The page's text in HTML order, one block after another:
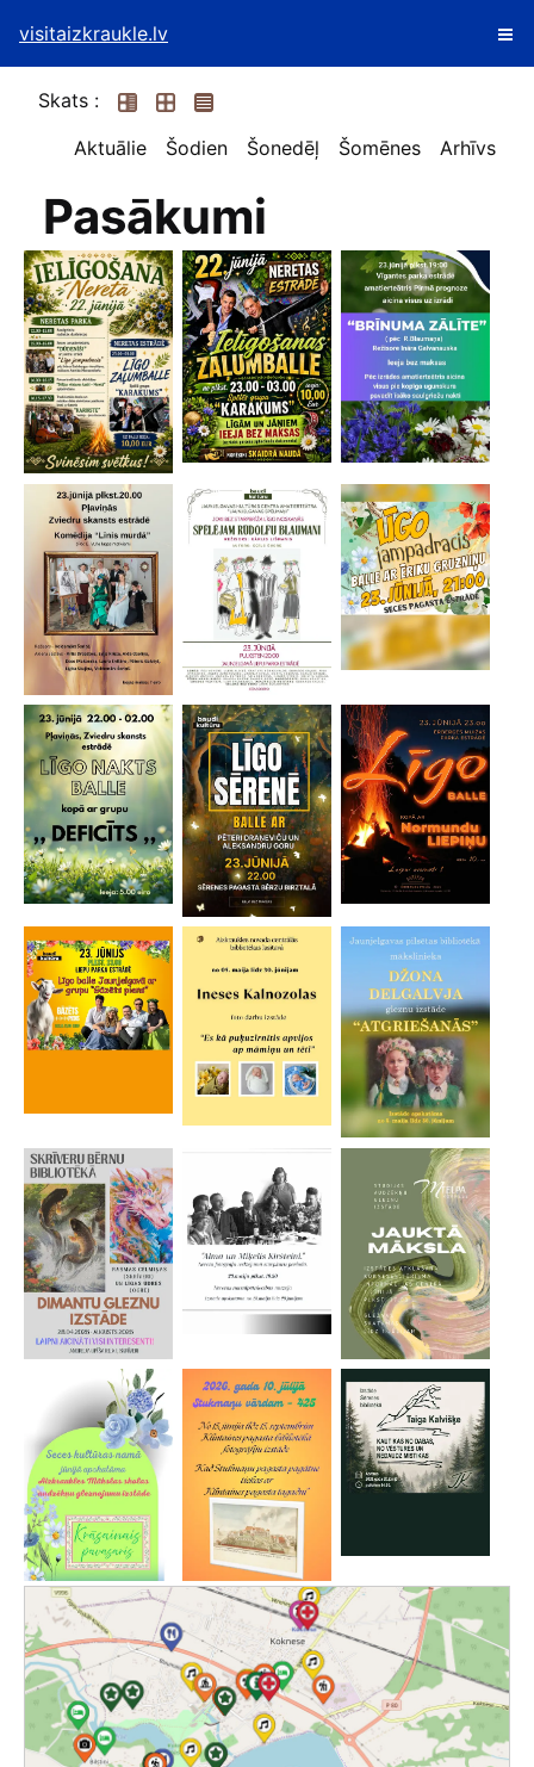
visitaizkraukle.lv
Skats :
Aktuālie
Šodien Šonedēļ Šomēnes Arhīvs
Pasākumi